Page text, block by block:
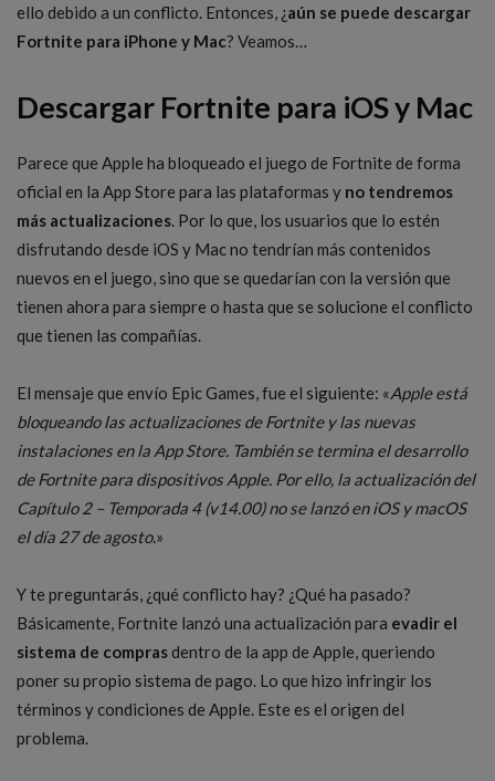
ello debido a un conflicto. Entonces, ¿aún se puede descargar
Fortnite para iPhone y Mac? Veamos…
Descargar Fortnite para iOS y Mac
Parece que Apple ha bloqueado el juego de Fortnite de forma
oficial en la App Store para las plataformas y no tendremos
más actualizaciones . Por lo que, los usuarios que lo estén
disfrutando desde iOS y Mac no tendrían más contenidos
nuevos en el juego, sino que se quedarían con la versión que
tienen ahora para siempre o hasta que se solucione el conflicto
que tienen las compañías.
El mensaje que envío Epic Games, fue el siguiente: «Apple está
bloqueando las actualizaciones de Fortnite y las nuevas
instalaciones en la App Store. También se termina el desarrollo
de Fortnite para dispositivos Apple. Por ello, la actualización del
Capítulo 2 – Temporada 4 (v14.00) no se lanzó en iOS y macOS
el día 27 de agosto.»
Y te preguntarás, ¿qué conflicto hay? ¿Qué ha pasado?
Básicamente, Fortnite lanzó una actualización para evadir el
sistema de comprasdentro de la app de Apple, queriendo
poner su propio sistema de pago. Lo que hizo infringir los
términos y condiciones de Apple. Este es el origen del
problema.